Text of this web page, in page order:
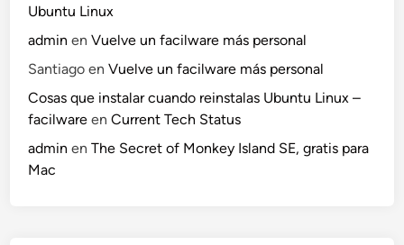
Ubuntu Linux
admin enVuelve un facilware más personal
Santiago enVuelve un facilware más personal
Cosas que instalar cuando reinstalas Ubuntu Linux –
facilware enCurrent Tech Status
admin enThe Secret of Monkey Island SE, gratis para
Mac